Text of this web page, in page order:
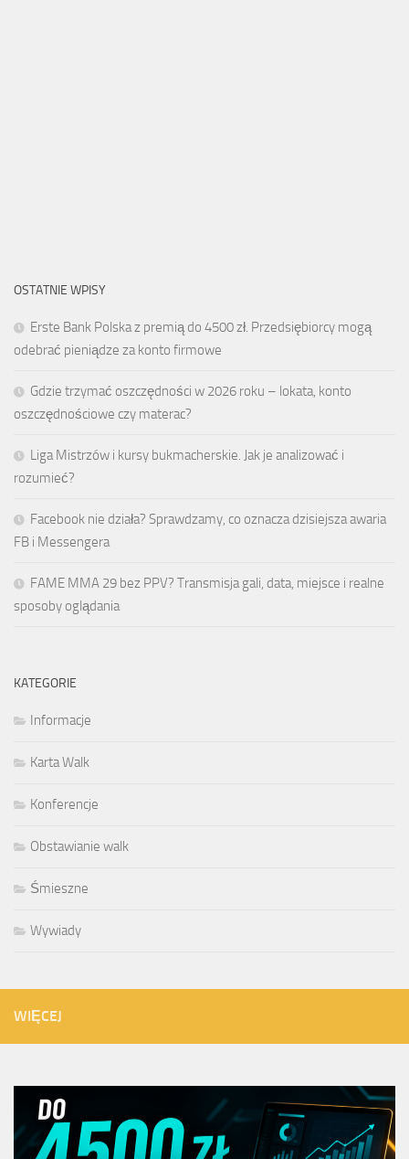
OSTATNIE WPISY
Erste Bank Polska z premią do 4500 zł. Przedsiębiorcy mogą
odebrać pieniądze za konto firmowe
Gdzie trzymać oszczędności w 2026 roku – lokata, konto
oszczędnościowe czy materac?
Liga Mistrzów i kursy bukmacherskie. Jak je analizować i
rozumieć?
Facebook nie działa? Sprawdzamy, co oznacza dzisiejsza awaria
FB i Messengera
FAME MMA 29 bez PPV? Transmisja gali, data, miejsce i realne
sposoby oglądania
KATEGORIE
Informacje
Karta Walk
Konferencje
Obstawianie walk
Śmieszne
Wywiady
WIĘCEJ